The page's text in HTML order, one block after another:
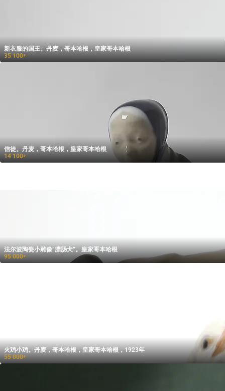
新衣服的国王。丹麦，哥本哈根，皇家哥本哈根
35 100₽
信徒。丹麦，哥本哈根，皇家哥本哈根
14 100₽
法尔波陶瓷小雕像“腊肠犬”。皇家哥本哈根
95 000₽
火鸡小鸡。丹麦，哥本哈根，皇家哥本哈根，1923年
55 000₽